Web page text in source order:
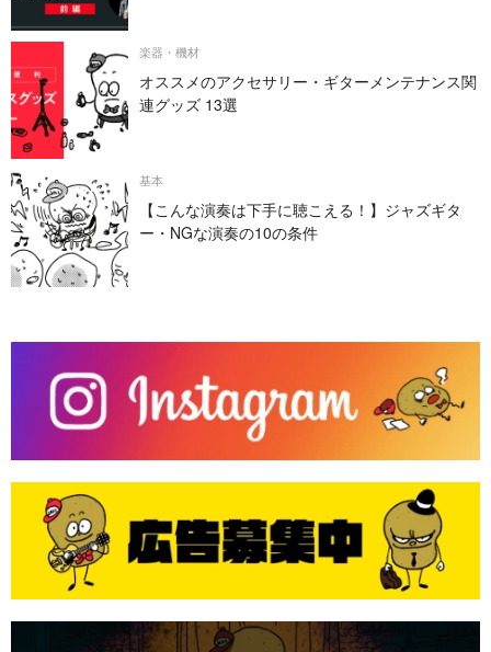
楽器・機材
オススメのアクセサリー・ギターメンテナンス関
連グッズ 13選
基本
【こんな演奏は下手に聴こえる！】ジャズギタ
ー・NGな演奏の10の条件